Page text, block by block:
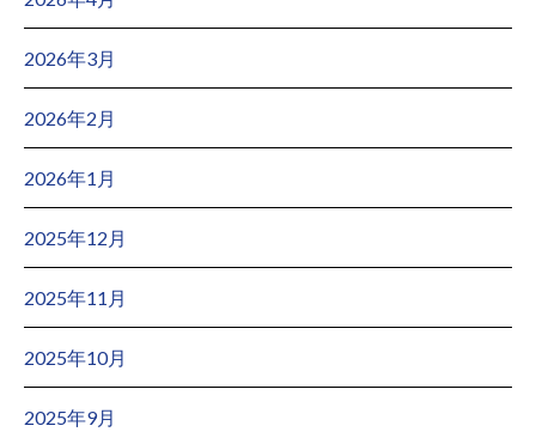
2026年3月
2026年2月
2026年1月
2025年12月
2025年11月
2025年10月
2025年9月